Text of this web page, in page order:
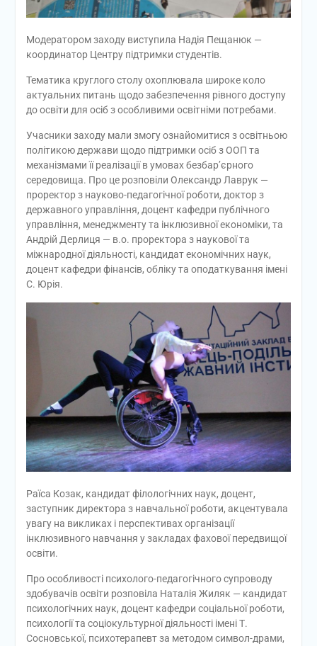
Модератором заходу виступила Надія Пещанюк —
координатор Центру підтримки студентів.
Тематика круглого столу охоплювала широке коло
актуальних питань щодо забезпечення рівного доступу
до освіти для осіб з особливими освітніми потребами.
Учасники заходу мали змогу ознайомитися з освітньою
політикою держави щодо підтримки осіб з ООП та
механізмами її реалізації в умовах безбар’єрного
середовища. Про це розповіли Олександр Лаврук —
проректор з науково-педагогічної роботи, доктор з
державного управління, доцент кафедри публічного
управління, менеджменту та інклюзивної економіки, та
Андрій Дерлиця — в.о. проректора з наукової та
міжнародної діяльності, кандидат економічних наук,
доцент кафедри фінансів, обліку та оподаткування імені
С. Юрія.
Раїса Козак, кандидат філологічних наук, доцент,
заступник директора з навчальної роботи, акцентувала
увагу на викликах і перспективах організації
інклюзивного навчання у закладах фахової передвищої
освіти.
Про особливості психолого-педагогічного супроводу
здобувачів освіти розповіла Наталія Жиляк — кандидат
психологічних наук, доцент кафедри соціальної роботи,
психології та соціокультурної діяльності імені Т.
Сосновської, психотерапевт за методом символ-драми,